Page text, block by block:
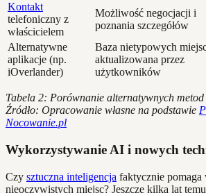
Kontakt
telefoniczny z
właścicielem
Możliwość negocjacji i
poznania szczegółów
Alternatywne
aplikacje (np.
iOverlander)
Baza nietypowych
aktualizowana przez
użytkowników
Tabela 2: Porównanie alternatywnych metod
Źródło: Opracowanie własne na podstawie
Nocowanie.pl
Wykorzystywanie AI i nowych
Czy sztuczna inteligencja faktycznie
nieoczywistych miejsc? Jeszcze kilka lat